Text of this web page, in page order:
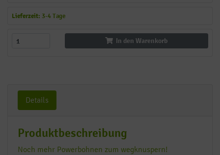
Lieferzeit: 3-4 Tage
In den Warenkorb
Details
Produktbeschreibung
Noch mehr Powerbohnen zum wegknuspern!